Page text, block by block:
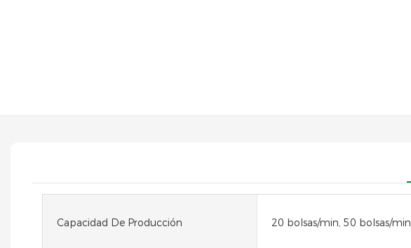
Capacidad De Producción 20 bolsas/min, 50 bolsas/min